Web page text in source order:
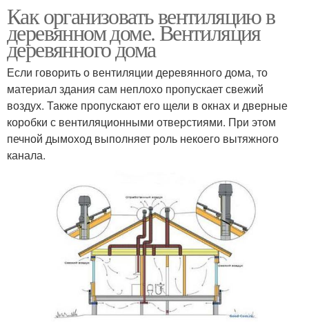
Как организовать вентиляцию в
деревянном доме. Вентиляция
деревянного дома
Если говорить о вентиляции деревянного дома, то
материал здания сам неплохо пропускает свежий
воздух. Также пропускают его щели в окнах и дверные
коробки с вентиляционными отверстиями. При этом
печной дымоход выполняет роль некоего вытяжного
канала.